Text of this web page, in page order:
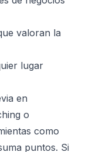
valoran la
lugar
en
o
como
puntos. Si